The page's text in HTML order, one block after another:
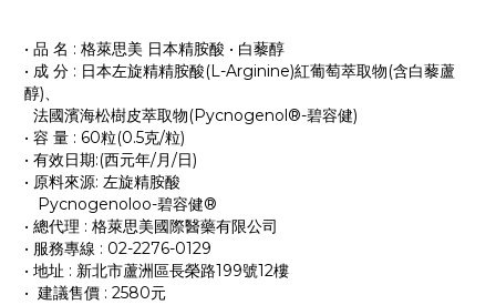
• 品 名 : 格萊思美 日本精胺酸 • 白藜醇
• 成 分 : 日本左旋精精胺酸(L-Arginine)紅葡萄萃取物(含白藜蘆
醇)、
法國濱海松樹皮萃取物(Pycnogenol®-碧容健)
• 容 量 : 60粒(0.5克/粒)
• 有效日期:(西元年/月/日)
• 原料來源: 左旋精胺酸
Pycnogenoloo-碧容健®
• 總代理 : 格萊思美國際醫藥有限公司
• 服務專線 : 02-2276-0129
• 地址 : 新北市蘆洲區長榮路199號12樓
• 建議售價 : 2580元